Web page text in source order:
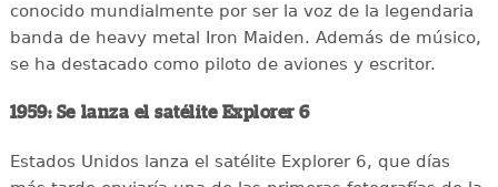
conocido mundialmente por ser la voz de la legendaria
banda de heavy metal Iron Maiden. Además de músico,
se ha destacado como piloto de aviones y escritor.
1959: Se lanza el satélite Explorer 6
Estados Unidos lanza el satélite Explorer 6, que días